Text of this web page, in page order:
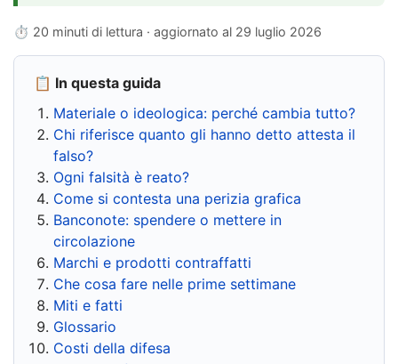
⏱ 20 minuti di lettura · aggiornato al 29 luglio 2026
📋 In questa guida
Materiale o ideologica: perché cambia tutto?
Chi riferisce quanto gli hanno detto attesta il
falso?
Ogni falsità è reato?
Come si contesta una perizia grafica
Banconote: spendere o mettere in
circolazione
Marchi e prodotti contraffatti
Che cosa fare nelle prime settimane
Miti e fatti
Glossario
Costi della difesa